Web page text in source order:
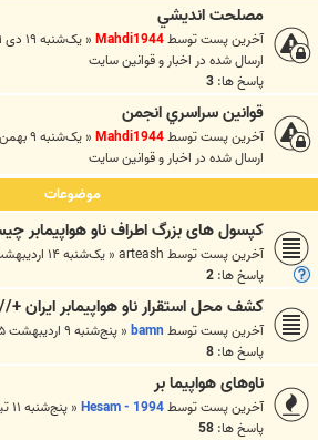
مصلحت انديشي
آخرین پست توسطMahdi1944
« یک‌شنبه ۱۹ دی ۱۳۸۹, ۱۲:۳۱ ق.ظ
ارسال شده در اخبار و قوانين سايت
پاسخ ها: 3
قوانين سراسري انجمن
آخرین پست توسطMahdi1944
« یک‌شنبه ۹ بهمن ۱۳۸۴, ۳:۱۳ ق.ظ
ارسال شده در اخبار و قوانين سايت
موضوعات
کپسول های بزرگ اطراف ناو هواپیمابر
آخرین پست توسط arteash
« یک‌شنبه ۱۴ اردیبهشت ۱۳۹۹, ۸:۲۰ ق.ظ
پاسخ ها: 2
کشف محل استقرار ناو هواپیمابر ایران
آخرین پست توسط bamn
« پنج‌شنبه ۹ اردیبهشت ۱۳۹۵, ۹:۱۴ ب.ظ
پاسخ ها: 8
ناوهای هواپیما بر
آخرین پست توسطHesam - 1994
« پنج‌شنبه ۱۱ تیر ۱۳۹۴, ۳:۴۶ ق.ظ
پاسخ ها: 58